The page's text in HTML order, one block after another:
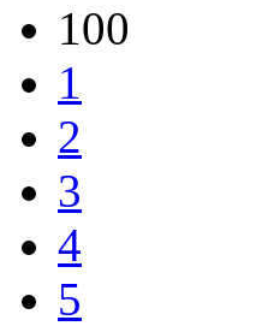
100
1
2
3
4
5